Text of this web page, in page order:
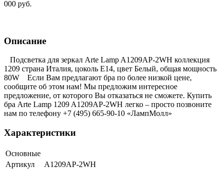
000 руб.
Описание
Подсветка для зеркал Arte Lamp A1209AP-2WH коллекция
1209 страна Италия, цоколь E14, цвет Белый, общая мощность
80W Если Вам предлагают бра по более низкой цене,
сообщите об этом нам! Мы предложим интересное
предложение, от которого Вы отказаться не сможете. Купить
бра Arte Lamp 1209 A1209AP-2WH легко – просто позвоните
нам по телефону +7 (495) 665-90-10 «ЛампМолл»
Характеристики
Основные
Артикул
A1209AP-2WH